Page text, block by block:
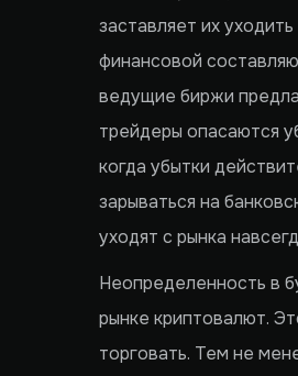
заставляет их
финансовой
ведущие биржи
трейдеры опасаются
когда убытки
зарываться на
уходят с рынка
Неопределенность в
рынке криптовалют.
торговать. Тем не